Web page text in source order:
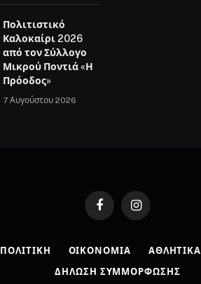
Πολιτιστικό
Καλοκαίρι 2026
από τον Σύλλογο
Μικρού Ποντιά «Η
Πρόοδος»
7 Αυγούστου 2026
FacebookInstagram
ΠΟΛΙΤΙΚΉ ΟΙΚΟΝΟΜΊΑ ΑΘΛΗΤΙΚΆ
ΔΉΛΩΣΗ ΣΥΜΜΌΡΦΩΣΗΣ